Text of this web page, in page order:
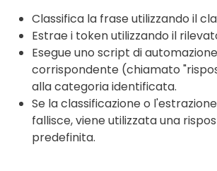
Classifica la frase utilizzando il
Estrae i token utilizzando il
Esegue uno script di automazione
corrispondente (chiamato
alla categoria identificata.
Se la classificazione o
fallisce, viene utilizzata una
predefinita.